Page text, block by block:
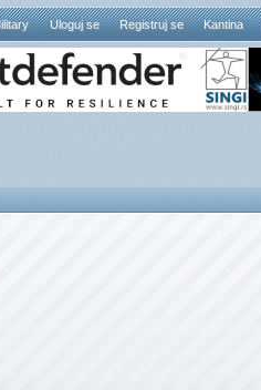
Uloguj se Registruj se Kantina